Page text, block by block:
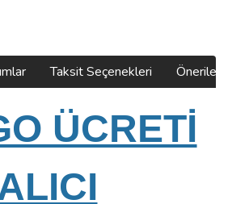
Taksit Seçenekleri
ÜCRETİ